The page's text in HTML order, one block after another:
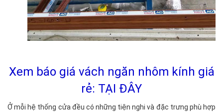
Xem báo giá vách ngăn nhôm kính giá
rẻ: TẠI ĐÂY
Ở mỗi hệ thống cửa đều có những tiện nghi và đặc trưng phù hợp